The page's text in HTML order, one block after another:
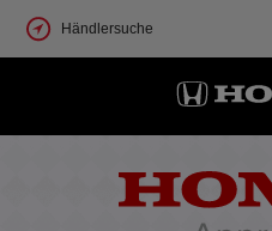
Händlersuche